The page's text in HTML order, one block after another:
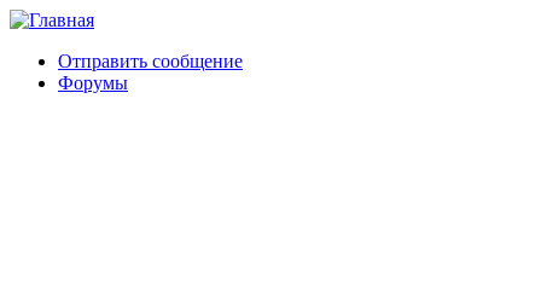
Отправить сообщение
Форумы